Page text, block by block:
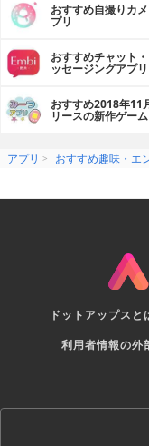
おすすめ自撮りカ
プリ
おすすめチャット
ッセージングアプリ
おすすめ2018年11
リースの新作ゲー
アプリ おすすめ趣味・エ
ドットアップスと
利用者情報の外